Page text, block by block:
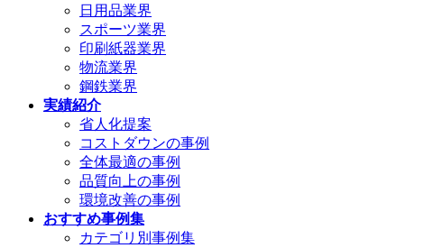
日用品業界
スポーツ業界
印刷紙器業界
物流業界
鋼鉄業界
実績紹介
省人化提案
コストダウンの事例
全体最適の事例
品質向上の事例
環境改善の事例
おすすめ事例集
カテゴリ別事例集